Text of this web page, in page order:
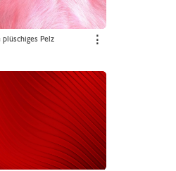
plüschiges Pelz ⋮